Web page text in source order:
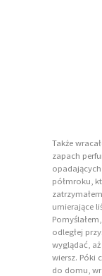
Także
zapach
półmroku,
umierające
odległej
wyglądać,
wiersz. Póki
do domu,